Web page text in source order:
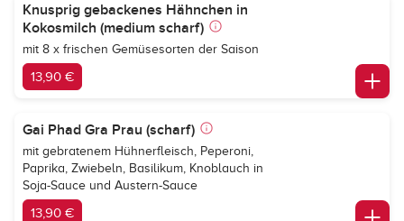
Knusprig gebackenes Hähnchen in
Kokosmilch (medium scharf)
mit 8 x frischen Gemüsesorten der Saison
13,90 €
Gai Phad Gra Prau (scharf)
mit gebratenem Hühnerfleisch, Peperoni,
Paprika, Zwiebeln, Basilikum, Knoblauch in
Soja-Sauce und Austern-Sauce
13,90 €